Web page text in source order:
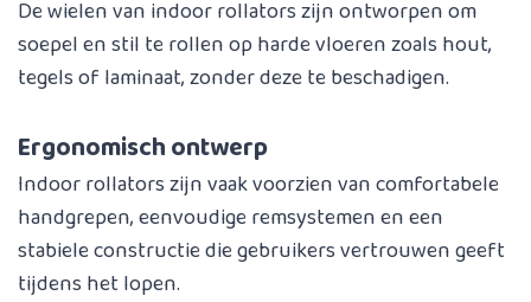
De wielen van indoor rollators zijn ontworpen om
soepel en stil te rollen op harde vloeren zoals hout,
tegels of laminaat, zonder deze te beschadigen.
Ergonomisch ontwerp
Indoor rollators zijn vaak voorzien van comfortabele
handgrepen, eenvoudige remsystemen en een
stabiele constructie die gebruikers vertrouwen geeft
tijdens het lopen.